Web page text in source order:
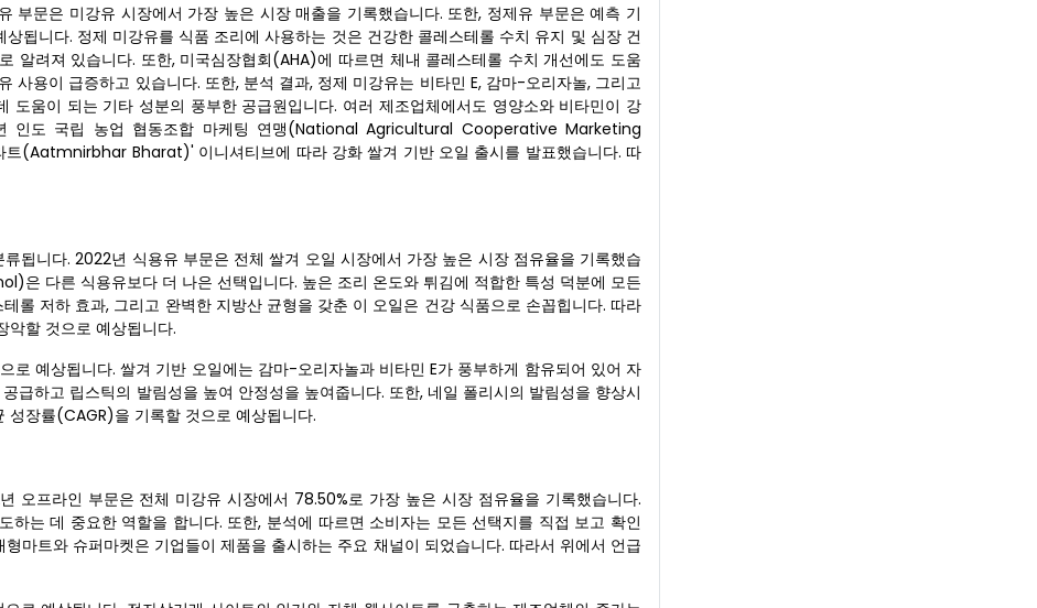
부문은 미강유 시장에서 가장 높은 시장 매출을 기록했습니다. 또한, 정제유 부문은 예측 기
됩니다. 정제 미강유를 식품 조리에 사용하는 것은 건강한 콜레스테롤 수치 유지 및 심장 건
알려져 있습니다. 또한, 미국심장협회(AHA)에 따르면 체내 콜레스테롤 수치 개선에도 도움
사용이 급증하고 있습니다. 또한, 분석 결과, 정제 미강유는 비타민 E, 감마-오리자놀, 그리고
도움이 되는 기타 성분의 풍부한 공급원입니다. 여러 제조업체에서도 영양소와 비타민이 강
인도 국립 농업 협동조합 마케팅 연맹(National Agricultural Cooperative Marketing
(Aatmnirbhar Bharat)' 이니셔티브에 따라 강화 쌀겨 기반 오일 출시를 발표했습니다. 따
됩니다. 2022년 식용유 부문은 전체 쌀겨 오일 시장에서 가장 높은 시장 점유율을 기록했습
은 다른 식용유보다 더 나은 선택입니다. 높은 조리 온도와 튀김에 적합한 특성 덕분에 모든
롤 저하 효과, 그리고 완벽한 지방산 균형을 갖춘 이 오일은 건강 식품으로 손꼽힙니다. 따라
악할 것으로 예상됩니다.
로 예상됩니다. 쌀겨 기반 오일에는 감마-오리자놀과 비타민 E가 풍부하게 함유되어 있어 자
급하고 립스틱의 발림성을 높여 안정성을 높여줍니다. 또한, 네일 폴리시의 발림성을 향상시
성장률(CAGR)을 기록할 것으로 예상됩니다.
오프라인 부문은 전체 미강유 시장에서 78.50%로 가장 높은 시장 점유율을 기록했습니다.
는 데 중요한 역할을 합니다. 또한, 분석에 따르면 소비자는 모든 선택지를 직접 보고 확인
마트와 슈퍼마켓은 기업들이 제품을 출시하는 주요 채널이 되었습니다. 따라서 위에서 언급